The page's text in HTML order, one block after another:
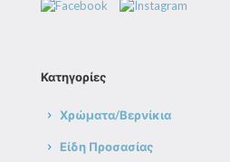
Κατηγορίες
Χρώματα/Βερνίκια
Είδη Προσασίας